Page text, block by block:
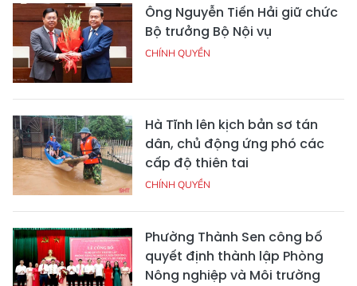
Ông Nguyễn Tiến Hải giữ chức
Bộ trưởng Bộ Nội vụ
CHÍNH QUYỀN
Hà Tĩnh lên kịch bản sơ tán
dân, chủ động ứng phó các
cấp độ thiên tai
CHÍNH QUYỀN
Phường Thành Sen công bố
quyết định thành lập Phòng
Nông nghiệp và Môi trường